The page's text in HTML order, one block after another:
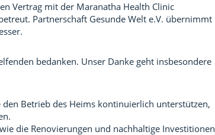
Vertrag mit der Maranatha Health Clinic
Partnerschaft Gesunde Welt e.V. übernimmt
bedanken. Unser Danke geht insbesondere
Betrieb des Heims kontinuierlich unterstützen,
die Renovierungen und nachhaltige Investitionen